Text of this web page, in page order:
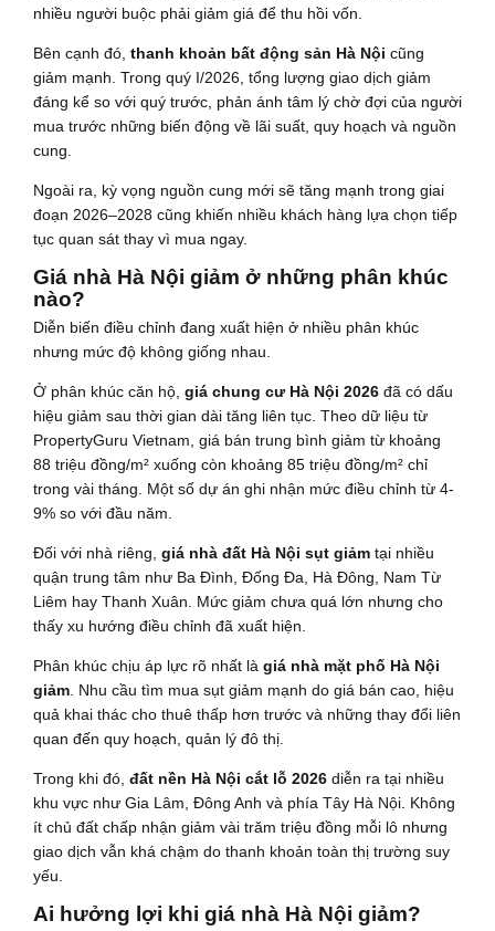
nhiều người buộc phải giảm giá để thu hồi vốn.
Bên cạnh đó, thanh khoản bất động sản Hà Nội cũng
giảm mạnh. Trong quý I/2026, tổng lượng giao dịch giảm
đáng kể so với quý trước, phản ánh tâm lý chờ đợi của người
mua trước những biến động về lãi suất, quy hoạch và nguồn
cung.
Ngoài ra, kỳ vọng nguồn cung mới sẽ tăng mạnh trong giai
đoạn 2026–2028 cũng khiến nhiều khách hàng lựa chọn tiếp
tục quan sát thay vì mua ngay.
Giá nhà Hà Nội giảm ở những phân khúc
nào?
Diễn biến điều chỉnh đang xuất hiện ở nhiều phân khúc
nhưng mức độ không giống nhau.
Ở phân khúc căn hộ, giá chung cư Hà Nội 2026 đã có dấu
hiệu giảm sau thời gian dài tăng liên tục. Theo dữ liệu từ
PropertyGuru Vietnam, giá bán trung bình giảm từ khoảng
88 triệu đồng/m² xuống còn khoảng 85 triệu đồng/m² chỉ
trong vài tháng. Một số dự án ghi nhận mức điều chỉnh từ 4-
9% so với đầu năm.
Đối với nhà riêng, giá nhà đất Hà Nội sụt giảm tại nhiều
quận trung tâm như Ba Đình, Đống Đa, Hà Đông, Nam Từ
Liêm hay Thanh Xuân. Mức giảm chưa quá lớn nhưng cho
thấy xu hướng điều chỉnh đã xuất hiện.
Phân khúc chịu áp lực rõ nhất là giá nhà mặt phố Hà Nội
giảm . Nhu cầu tìm mua sụt giảm mạnh do giá bán cao, hiệu
quả khai thác cho thuê thấp hơn trước và những thay đổi liên
quan đến quy hoạch, quản lý đô thị.
Trong khi đó, đất nền Hà Nội cắt lỗ 2026 diễn ra tại nhiều
khu vực như Gia Lâm, Đông Anh và phía Tây Hà Nội. Không
ít chủ đất chấp nhận giảm vài trăm triệu đồng mỗi lô nhưng
giao dịch vẫn khá chậm do thanh khoản toàn thị trường suy
yếu.
Ai hưởng lợi khi giá nhà Hà Nội giảm?